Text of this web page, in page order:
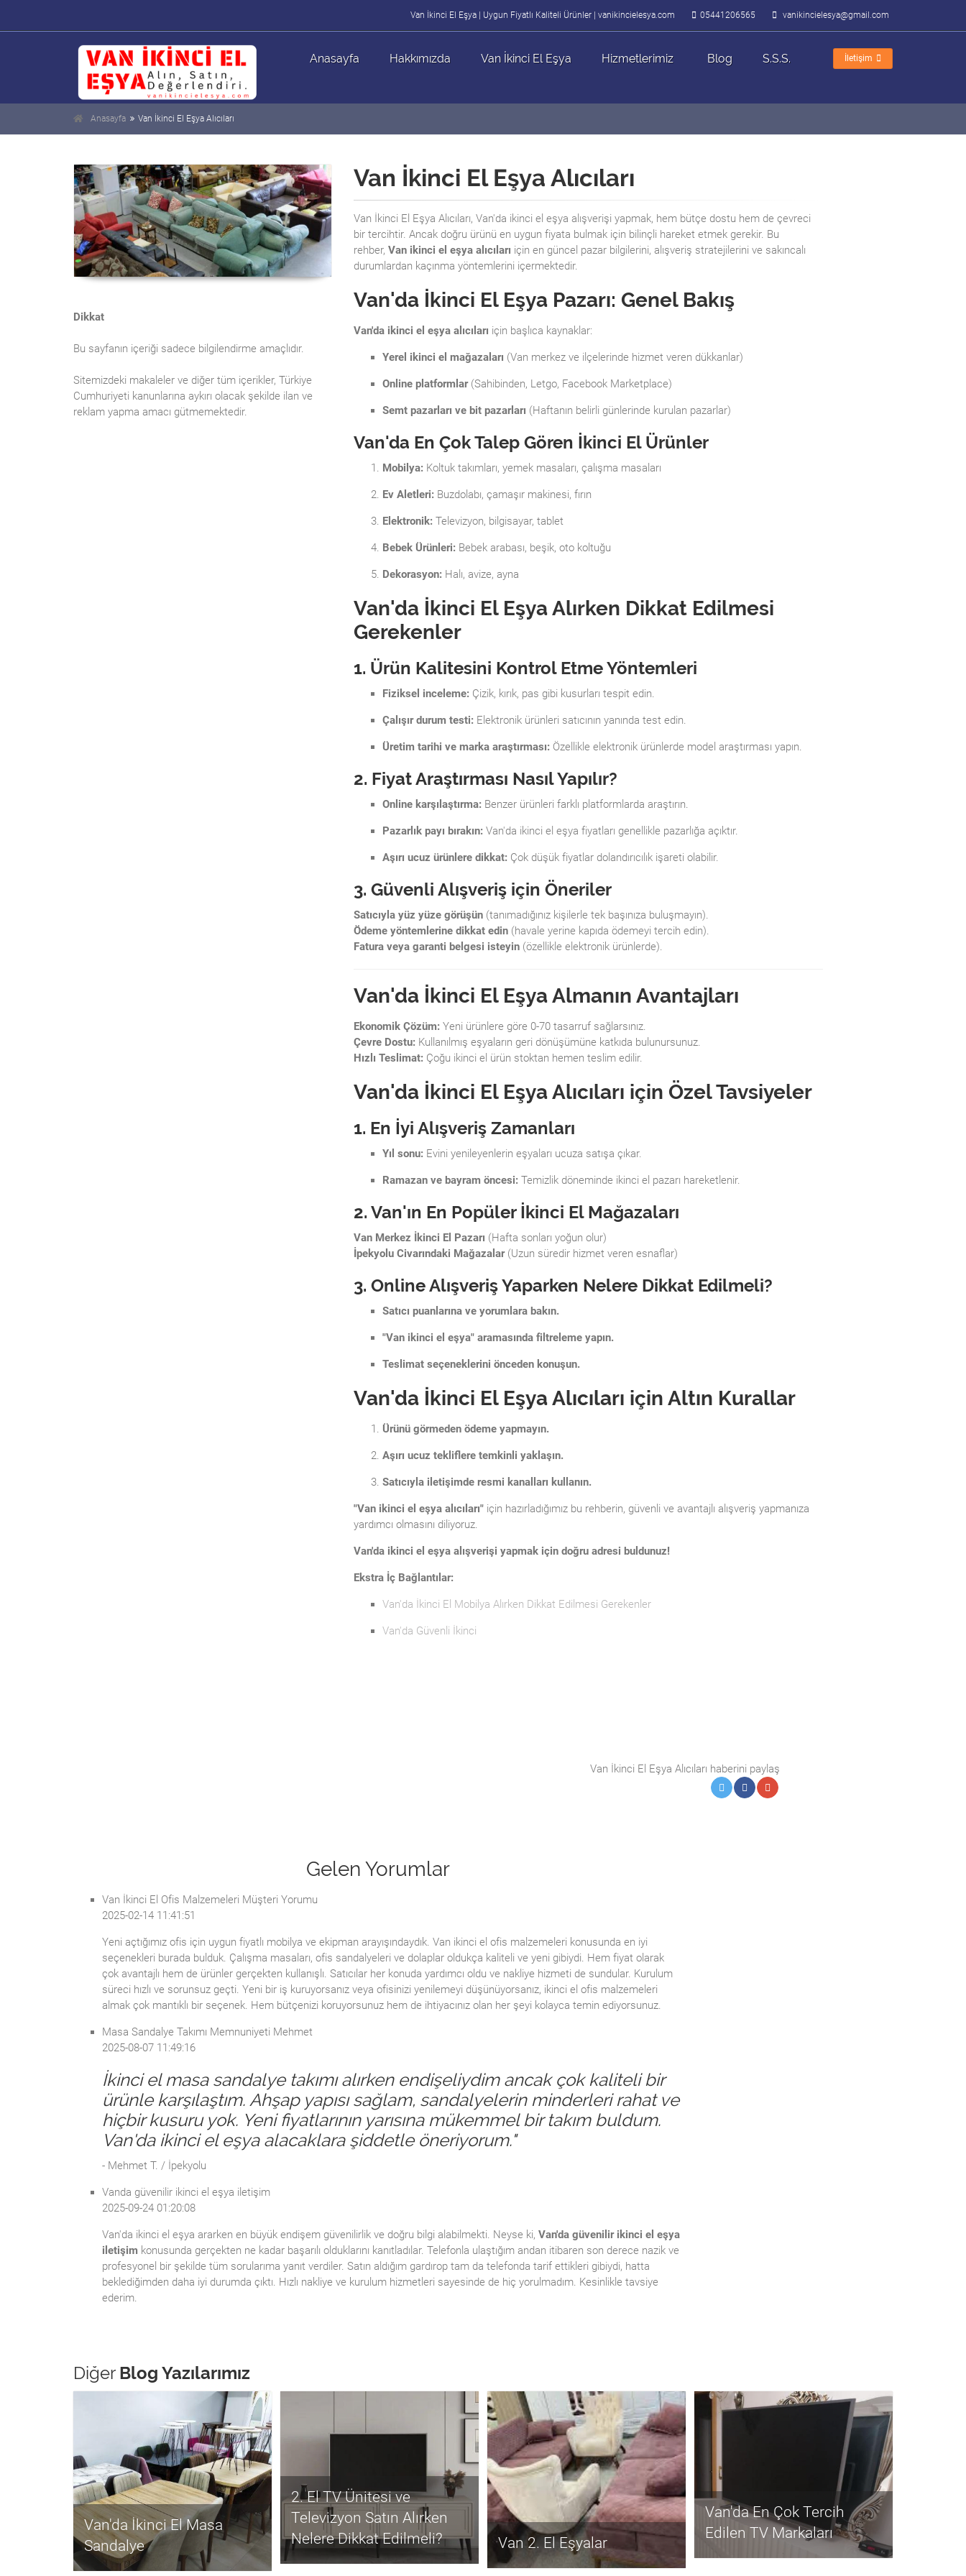
Van İkinci El Eşya | Uygun Fiyatlı Kaliteli Ürünler | vanikincielesya.com 05441206565 vanikincielesya@gmail.com
Anasayfa Hakkımızda Van İkinci El Eşya Hizmetlerimiz Blog S.S.S. İletişim
Anasayfa Van İkinci El Eşya Alıcıları
Dikkat
Bu sayfanın içeriği sadece bilgilendirme amaçlıdır.
Sitemizdeki makaleler ve diğer tüm içerikler, Türkiye
Cumhuriyeti kanunlarına aykırı olacak şekilde ilan ve
reklam yapma amacı gütmemektedir.
Van İkinci El Eşya Alıcıları
Van İkinci El Eşya Alıcıları, Van'da ikinci el eşya alışverişi yapmak, hem bütçe dostu hem de çevreci
bir tercihtir. Ancak doğru ürünü en uygun fiyata bulmak için bilinçli hareket etmek gerekir. Bu
rehber, Van ikinci el eşya alıcıları için en güncel pazar bilgilerini, alışveriş stratejilerini ve sakıncalı
durumlardan kaçınma yöntemlerini içermektedir.
Van'da İkinci El Eşya Pazarı: Genel Bakış
Van'da ikinci el eşya alıcıları için başlıca kaynaklar:
Yerel ikinci el mağazaları (Van merkez ve ilçelerinde hizmet veren dükkanlar)
Online platformlar(Sahibinden, Letgo, Facebook Marketplace)
Semt pazarları ve bit pazarları (Haftanın belirli günlerinde kurulan pazarlar)
Van'da En Çok Talep Gören İkinci El Ürünler
Mobilya: Koltuk takımları, yemek masaları, çalışma masaları
Ev Aletleri: Buzdolabı, çamaşır makinesi, fırın
Elektronik: Televizyon, bilgisayar, tablet
Bebek Ürünleri: Bebek arabası, beşik, oto koltuğu
Dekorasyon: Halı, avize, ayna
Van'da İkinci El Eşya Alırken Dikkat Edilmesi
Gerekenler
1. Ürün Kalitesini Kontrol Etme Yöntemleri
Fiziksel inceleme: Çizik, kırık, pas gibi kusurları tespit edin.
Çalışır durum testi: Elektronik ürünleri satıcının yanında test edin.
Üretim tarihi ve marka araştırması: Özellikle elektronik ürünlerde model araştırması yapın.
2. Fiyat Araştırması Nasıl Yapılır?
Online karşılaştırma: Benzer ürünleri farklı platformlarda araştırın.
Pazarlık payı bırakın: Van'da ikinci el eşya fiyatları genellikle pazarlığa açıktır.
Aşırı ucuz ürünlere dikkat: Çok düşük fiyatlar dolandırıcılık işareti olabilir.
3. Güvenli Alışveriş için Öneriler
Satıcıyla yüz yüze görüşün (tanımadığınız kişilerle tek başınıza buluşmayın).
Ödeme yöntemlerine dikkat edin (havale yerine kapıda ödemeyi tercih edin).
Fatura veya garanti belgesi isteyin (özellikle elektronik ürünlerde).
Van'da İkinci El Eşya Almanın Avantajları
Ekonomik Çözüm: Yeni ürünlere göre 0-70 tasarruf sağlarsınız.
Çevre Dostu: Kullanılmış eşyaların geri dönüşümüne katkıda bulunursunuz.
Hızlı Teslimat: Çoğu ikinci el ürün stoktan hemen teslim edilir.
Van'da İkinci El Eşya Alıcıları için Özel Tavsiyeler
1. En İyi Alışveriş Zamanları
Yıl sonu: Evini yenileyenlerin eşyaları ucuza satışa çıkar.
Ramazan ve bayram öncesi: Temizlik döneminde ikinci el pazarı hareketlenir.
2. Van'ın En Popüler İkinci El Mağazaları
Van Merkez İkinci El Pazarı (Hafta sonları yoğun olur)
İpekyolu Civarındaki Mağazalar(Uzun süredir hizmet veren esnaflar)
3. Online Alışveriş Yaparken Nelere Dikkat Edilmeli?
Satıcı puanlarına ve yorumlara bakın.
"Van ikinci el eşya" aramasında filtreleme yapın.
Teslimat seçeneklerini önceden konuşun.
Van'da İkinci El Eşya Alıcıları için Altın Kurallar
Ürünü görmeden ödeme yapmayın.
Aşırı ucuz tekliflere temkinli yaklaşın.
Satıcıyla iletişimde resmi kanalları kullanın.
"Van ikinci el eşya alıcıları" için hazırladığımız bu rehberin, güvenli ve avantajlı alışveriş yapmanıza
yardımcı olmasını diliyoruz.
Van'da ikinci el eşya alışverişi yapmak için doğru adresi buldunuz!
Ekstra İç Bağlantılar:
Van'da İkinci El Mobilya Alırken Dikkat Edilmesi Gerekenler
Van'da Güvenli İkinci
Van İkinci El Eşya Alıcıları haberini paylaş
Gelen Yorumlar
Van İkinci El Ofis Malzemeleri Müşteri Yorumu
2025-02-14 11:41:51
Yeni açtığımız ofis için uygun fiyatlı mobilya ve ekipman arayışındaydık. Van ikinci el ofis malzemeleri konusunda en iyi
seçenekleri burada bulduk. Çalışma masaları, ofis sandalyeleri ve dolaplar oldukça kaliteli ve yeni gibiydi. Hem fiyat olarak
çok avantajlı hem de ürünler gerçekten kullanışlı. Satıcılar her konuda yardımcı oldu ve nakliye hizmeti de sundular. Kurulum
süreci hızlı ve sorunsuz geçti. Yeni bir iş kuruyorsanız veya ofisinizi yenilemeyi düşünüyorsanız, ikinci el ofis malzemeleri
almak çok mantıklı bir seçenek. Hem bütçenizi koruyorsunuz hem de ihtiyacınız olan her şeyi kolayca temin ediyorsunuz.
Masa Sandalye Takımı Memnuniyeti Mehmet
2025-08-07 11:49:16
İkinci el masa sandalye takımı alırken endişeliydim ancak çok kaliteli bir
ürünle karşılaştım. Ahşap yapısı sağlam, sandalyelerin minderleri rahat ve
hiçbir kusuru yok. Yeni fiyatlarının yarısına mükemmel bir takım buldum.
Van'da ikinci el eşya alacaklara şiddetle öneriyorum."
- Mehmet T. / İpekyolu
Vanda güvenilir ikinci el eşya iletişim
2025-09-24 01:20:08
Van'da ikinci el eşya ararken en büyük endişem güvenilirlik ve doğru bilgi alabilmekti. Neyse ki, Van'da güvenilir ikinci el eşya
iletişim konusunda gerçekten ne kadar başarılı olduklarını kanıtladılar. Telefonla ulaştığım andan itibaren son derece nazik ve
profesyonel bir şekilde tüm sorularıma yanıt verdiler. Satın aldığım gardırop tam da telefonda tarif ettikleri gibiydi, hatta
beklediğimden daha iyi durumda çıktı. Hızlı nakliye ve kurulum hizmetleri sayesinde de hiç yorulmadım. Kesinlikle tavsiye
ederim.
Diğer Blog Yazılarımız
Van'da İkinci El Masa
Sandalye
2. El TV Ünitesi ve
Televizyon Satın Alırken
Nelere Dikkat Edilmeli?
Van 2. El Eşyalar
Van'da En Çok Tercih
Edilen TV Markaları